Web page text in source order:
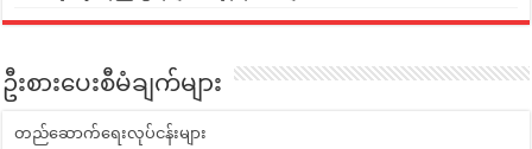
ဦးစားပေးစီမံချက်များ
တည်ဆောက်ရေးလုပ်ငန်းများ